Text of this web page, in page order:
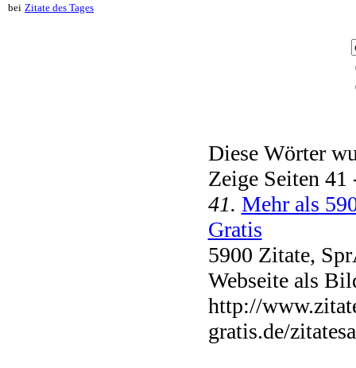
bei Zitate des Tages
Diese Wörter
Zeige Seiten 41
41. Mehr als
Gratis
5900 Zitate,
Webseite als
http://
gratis.de/